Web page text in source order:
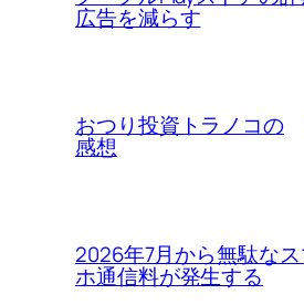
広告を減らす
おつり投資トラノコの
感想
2026年7月から無駄な
ホ通信料が発生する